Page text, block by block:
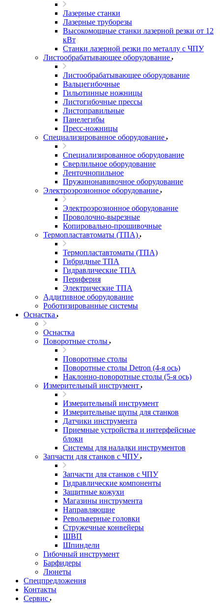
Лазерные станки
Лазерные труборезы
Высокомощные станки лазерной резки от 12
кВт
Станки лазерной резки по металлу с ЧПУ
Листообрабатывающее оборудование
Листообрабатывающее оборудование
Вальцегибочные
Гильотинные ножницы
Листогибочные прессы
Листоправильные
Панелегибы
Пресс-ножницы
Специализированное оборудование
Специализированное оборудование
Сверлильное оборудование
Ленточнопильное
Пружинонавивочное оборудование
Электроэрозионное оборудование
Электроэрозионное оборудование
Проволочно-вырезные
Копировально-прошивочные
Термопластавтоматы (ТПА)
Термопластавтоматы (ТПА)
Гибридные ТПА
Гидравлические ТПА
Периферия
Электрические ТПА
Аддитивное оборудование
Роботизированные системы
Оснастка
Оснастка
Поворотные столы
Поворотные столы
Поворотные столы Detron (4-я ось)
Наклонно-поворотные столы (5-я ось)
Измерительный инструмент
Измерительный инструмент
Измерительные щупы для станков
Датчики инструмента
Приемные устройства и интерфейсные
блоки
Системы для наладки инструментов
Запчасти для станков с ЧПУ
Запчасти для станков с ЧПУ
Гидравлические компоненты
Защитные кожухи
Магазины инструмента
Направляющие
Револьверные головки
Стружечные конвейеры
ШВП
Шпиндели
Гибочный инструмент
Барфидеры
Люнеты
Спецпредложения
Контакты
Сервис